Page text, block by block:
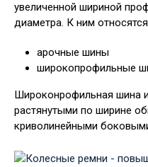
увеличенной шириной
диаметра. К ним
арочные шины
широкопрофильные
Широконрофильная шина
растянутыми по ширине
криволинейными